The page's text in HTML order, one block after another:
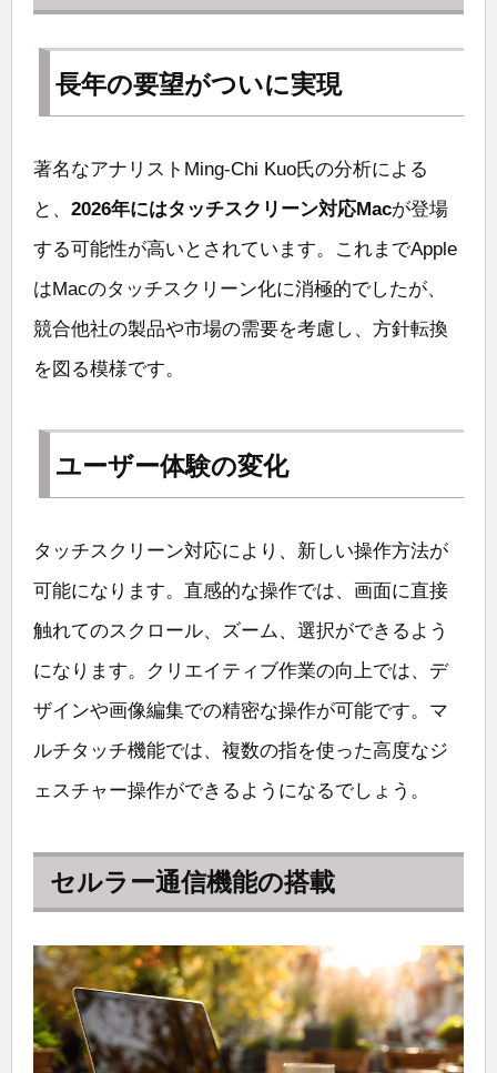
長年の要望がついに実現
著名なアナリストMing-Chi Kuo氏の分析による
と、 2026年にはタッチスクリーン対応Macが登場
する可能性が高いとされています。これまでApple
はMacのタッチスクリーン化に消極的でしたが、
競合他社の製品や市場の需要を考慮し、方針転換
を図る模様です。
ユーザー体験の変化
タッチスクリーン対応により、新しい操作方法が
可能になります。直感的な操作では、画面に直接
触れてのスクロール、ズーム、選択ができるよう
になります。クリエイティブ作業の向上では、デ
ザインや画像編集での精密な操作が可能です。マ
ルチタッチ機能では、複数の指を使った高度なジ
ェスチャー操作ができるようになるでしょう。
セルラー通信機能の搭載